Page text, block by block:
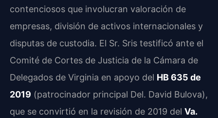
contenciosos que involucran valoración de
empresas, división de activos internacionales y
disputas de custodia. El Sr. Sris testificó ante el
Comité de Cortes de Justicia de la Cámara de
Delegados de Virginia en apoyo del HB 635 de
2019 (patrocinador principal Del. David Bulova),
que se convirtió en la revisión de 2019 del Va.